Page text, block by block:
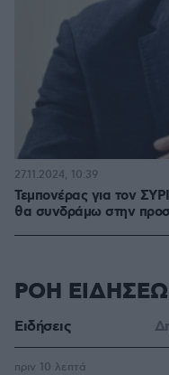
Τεμπονέρας για τον
θα συνδράμω στην
27.11.2024, 10:39
ΡΟΗ
Ειδήσεις
πριν 10 λεπτά